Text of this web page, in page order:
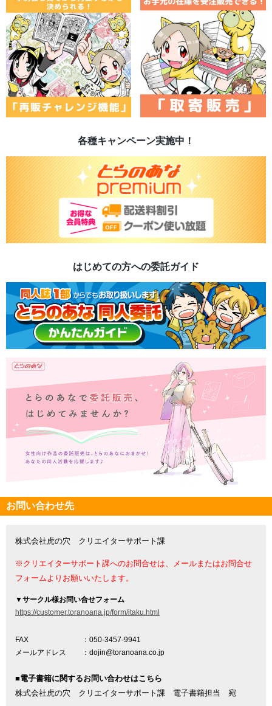
各種キャンペーン実施中！
はじめての方への委託ガイド
お問い合わせ先
株式会社虎の穴 クリエイターサポート課
※クリエイターサポート課へのお問合せは、メールまたはお問合せ
フォームよりお願いいたします。
▼サークル様お問い合せフォーム
https://customer.toranoana.jp/form/itaku.html
FAX
：050-3457-9941
メールアドレス
：dojin@toranoana.co.jp
■電子書籍に関するお問い合わせはこちら
株式会社虎の穴 クリエイターサポート課 電子書籍担当 宛